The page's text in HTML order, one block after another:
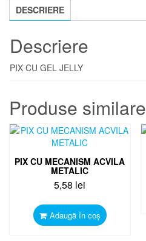
DESCRIERE
Descriere
PIX CU GEL JELLY
Produse similare
PIX CU MECANISM ACVILA
METALIC
5,58 lei
Adaugă în coș